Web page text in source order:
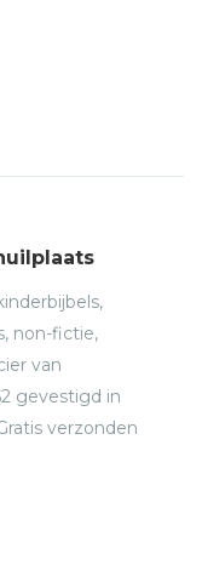
non-fictie,
van
gevestigd in
verzonden